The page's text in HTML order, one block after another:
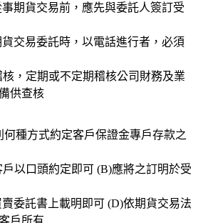
期貨交易前，應先與委託人簽訂受
交易委託時，以電話進行者，必須
，定期或不定期稽核公司財務及業
供查核
何種方式約定客戶保證金專戶存款之
以口頭約定即可 (B)應將之訂明於受
委託書上載明即可 (D)依期貨交易法
戶所有